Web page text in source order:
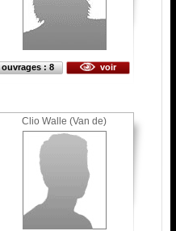
ouvrages : 8 voir
Clio Walle (Van de)